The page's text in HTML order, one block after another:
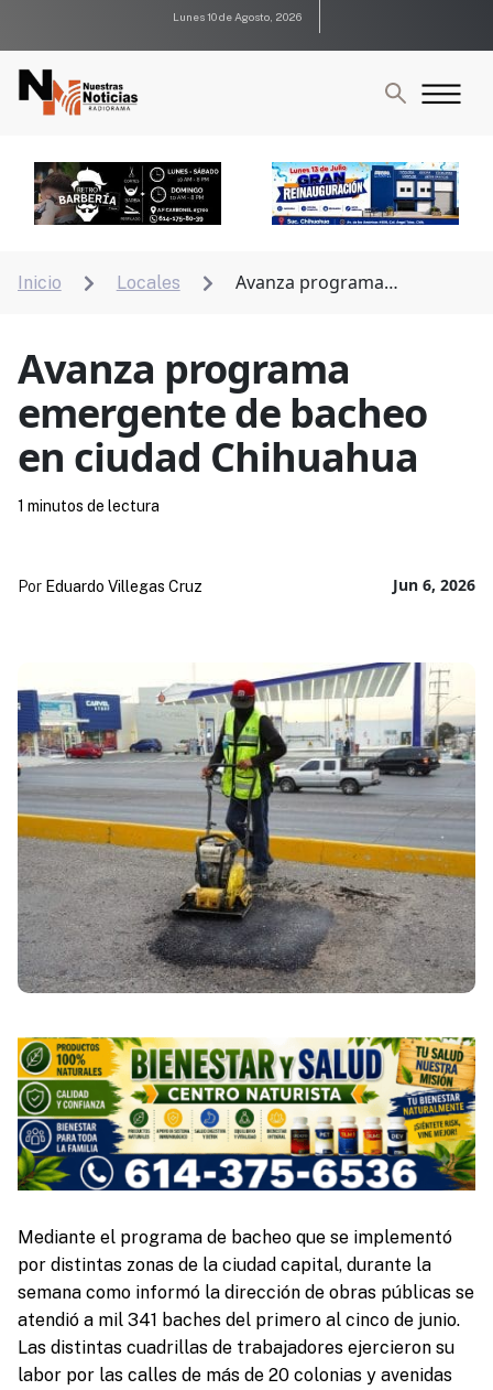
Lunes 10 de Agosto, 2026
Inicio  Locales 
Avanza programa
Avanza programa
emergente de bacheo
en ciudad Chihuahua
Jun 6, 2026
Por Eduardo Villegas Cruz
1 minutos de lectura
Mediante el programa de bacheo que se implementó
por distintas zonas de la ciudad capital, durante la
semana como informó la dirección de obras públicas se
atendió a mil 341 baches del primero al cinco de junio.
Las distintas cuadrillas de trabajadores ejercieron su
labor por las calles de más de 20 colonias y avenidas